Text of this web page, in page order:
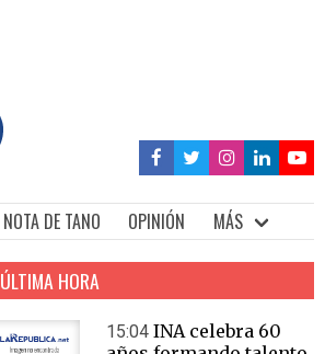
NOTA DE TANO OPINIÓN MÁS
ÚLTIMA HORA
15:04 INA celebra 60